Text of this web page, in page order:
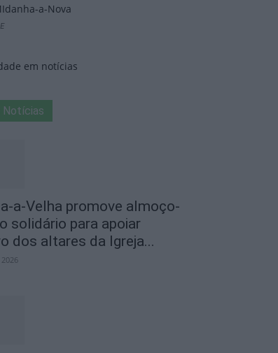
Notícias
a-Velha promove almoço-
solidário para apoiar
dos altares da Igreja...